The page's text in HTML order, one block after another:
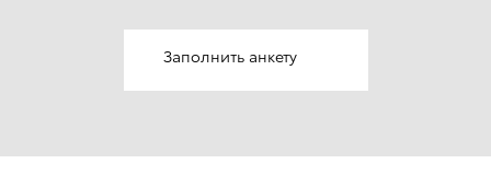
Заполнить анкету